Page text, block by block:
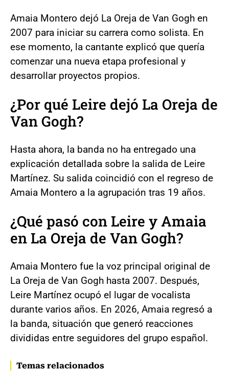
Amaia Montero dejó La Oreja de Van Gogh en
2007 para iniciar su carrera como solista. En
ese momento, la cantante explicó que quería
comenzar una nueva etapa profesional y
desarrollar proyectos propios.
¿Por qué Leire dejó La Oreja de
Van Gogh?
Hasta ahora, la banda no ha entregado una
explicación detallada sobre la salida de Leire
Martínez. Su salida coincidió con el regreso de
Amaia Montero a la agrupación tras 19 años.
¿Qué pasó con Leire y Amaia
en La Oreja de Van Gogh?
Amaia Montero fue la voz principal original de
La Oreja de Van Gogh hasta 2007. Después,
Leire Martínez ocupó el lugar de vocalista
durante varios años. En 2026, Amaia regresó a
la banda, situación que generó reacciones
divididas entre seguidores del grupo español.
Temas relacionados